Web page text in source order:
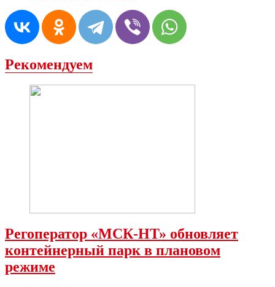
Рекомендуем
Регоператор «МСК-НТ» обновляет
контейнерный парк в плановом
режиме